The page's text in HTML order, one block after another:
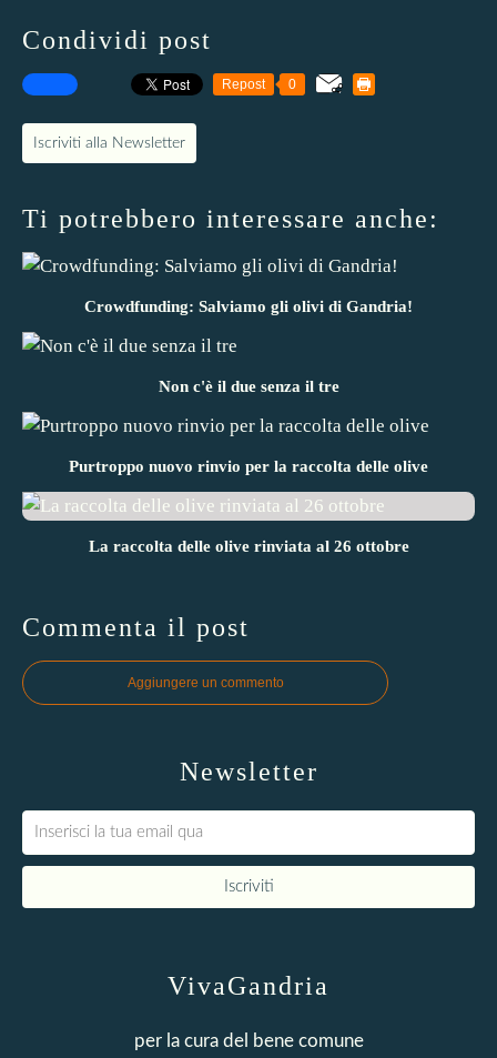
Condividi post
Repost 0
Iscriviti alla Newsletter
Ti potrebbero interessare anche:
Crowdfunding: Salviamo gli olivi di Gandria!
Non c'è il due senza il tre
Purtroppo nuovo rinvio per la raccolta delle olive
La raccolta delle olive rinviata al 26 ottobre
Commenta il post
Aggiungere un commento
Newsletter
VivaGandria
per la cura del bene comune